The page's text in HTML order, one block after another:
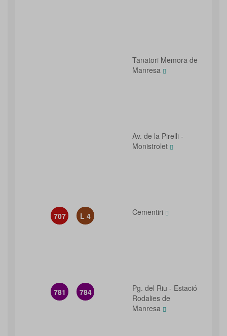
Tanatori Memora de
Manresa
Av. de la Pirelli -
Monistrolet
707 L 4 Cementiri
781 784
Pg. del Riu - Estació
Rodalies de
Manresa